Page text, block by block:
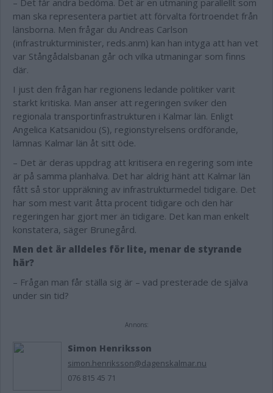
– Det får andra bedöma. Det är en utmaning parallellt som
man ska representera partiet att förvalta förtroendet från
länsborna. Men frågar du Andreas Carlson
(infrastrukturminister, reds.anm) kan han intyga att han vet
var Stångådalsbanan går och vilka utmaningar som finns
där.
I just den frågan har regionens ledande politiker varit
starkt kritiska. Man anser att regeringen sviker den
regionala transportinfrastrukturen i Kalmar län. Enligt
Angelica Katsanidou (S), regionstyrelsens ordförande,
lämnas Kalmar län åt sitt öde.
– Det är deras uppdrag att kritisera en regering som inte
är på samma planhalva. Det har aldrig hänt att Kalmar län
fått så stor uppräkning av infrastrukturmedel tidigare. Det
har som mest varit åtta procent tidigare och den här
regeringen har gjort mer än tidigare. Det kan man enkelt
konstatera, säger Brunegård.
Men det är alldeles för lite, menar de styrande
här?
– Frågan man får ställa sig är – vad presterade de själva
under sin tid?
Annons:
Simon Henriksson
simon.henriksson@dagenskalmar.nu
076 815 45 71